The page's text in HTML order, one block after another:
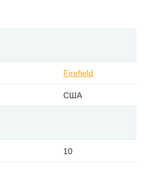
Firefield
США
10